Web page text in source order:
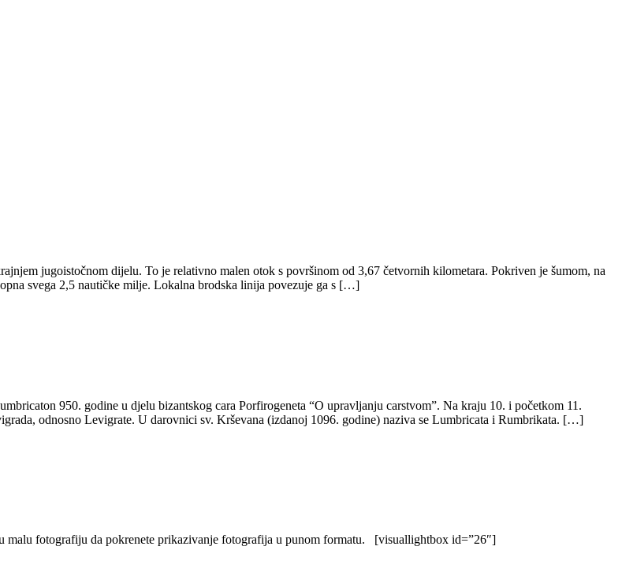
jugoistočnom dijelu. To je relativno malen otok s površinom od 3,67 četvornih kilometara. Pokriven je šumom, na
svega 2,5 nautičke milje. Lokalna brodska linija povezuje ga s […]
950. godine u djelu bizantskog cara Porfirogeneta “O upravljanju carstvom”. Na kraju 10. i početkom 11.
odnosno Levigrate. U darovnici sv. Krševana (izdanoj 1096. godine) naziva se Lumbricata i Rumbrikata. […]
malu fotografiju da pokrenete prikazivanje fotografija u punom formatu. [visuallightbox id=”26″]